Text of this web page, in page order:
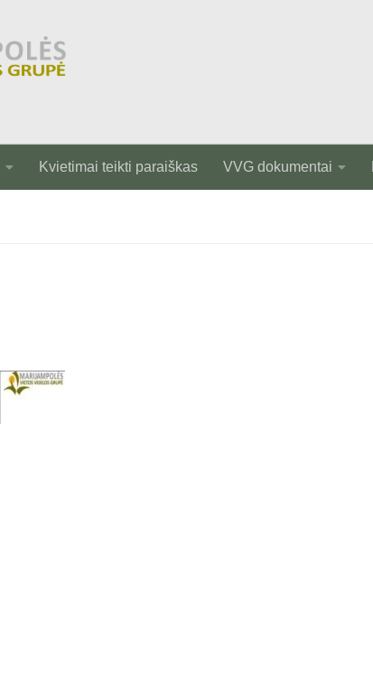
Kvietimai teikti paraiškas VVG dokumentai